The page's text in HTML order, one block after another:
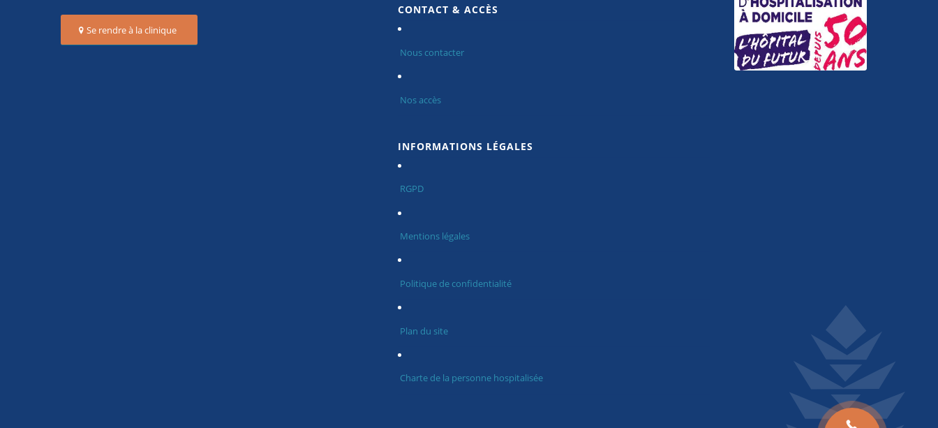
Se rendre à la clinique
CONTACT & ACCÈS
Nous contacter
Nos accès
INFORMATIONS LÉGALES
RGPD
Mentions légales
Politique de confidentialité
Plan du site
Charte de la personne hospitalisée